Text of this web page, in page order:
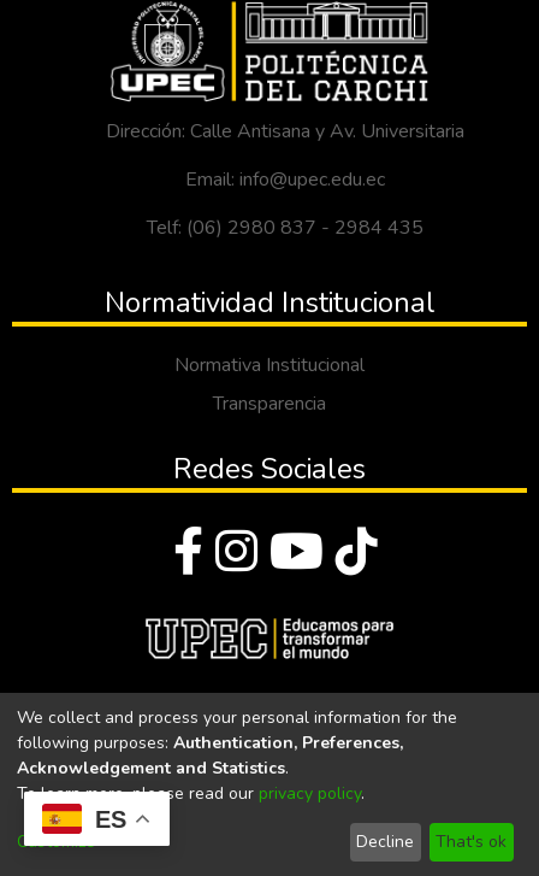
ES
Dirección: Calle Antisana y Av. Universitaria
Email: info@upec.edu.ec
Telf: (06) 2980 837 - 2984 435
Normatividad Institucional
Normativa Institucional
Transparencia
Redes Sociales
Universidad Politécnica Estatal del Carchi
Universidad Politécnica Estatal del Carchi | Acreditada por el
CACES Resolución N°. 160-SE-33-CACES-2020
We collect and process your personal information for the
following purposes: Authentication, Preferences,
Acknowledgement and Statistics.
To learn more, please read our privacy policy.
Customize Decline That's ok